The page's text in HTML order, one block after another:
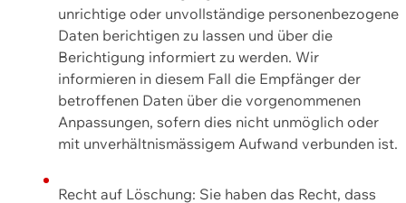
unrichtige oder unvollständige personenbezogene
Daten berichtigen zu lassen und über die
Berichtigung informiert zu werden. Wir
informieren in diesem Fall die Empfänger der
betroffenen Daten über die vorgenommenen
Anpassungen, sofern dies nicht unmöglich oder
mit unverhältnismässigem Aufwand verbunden ist.
Recht auf Löschung: Sie haben das Recht, dass